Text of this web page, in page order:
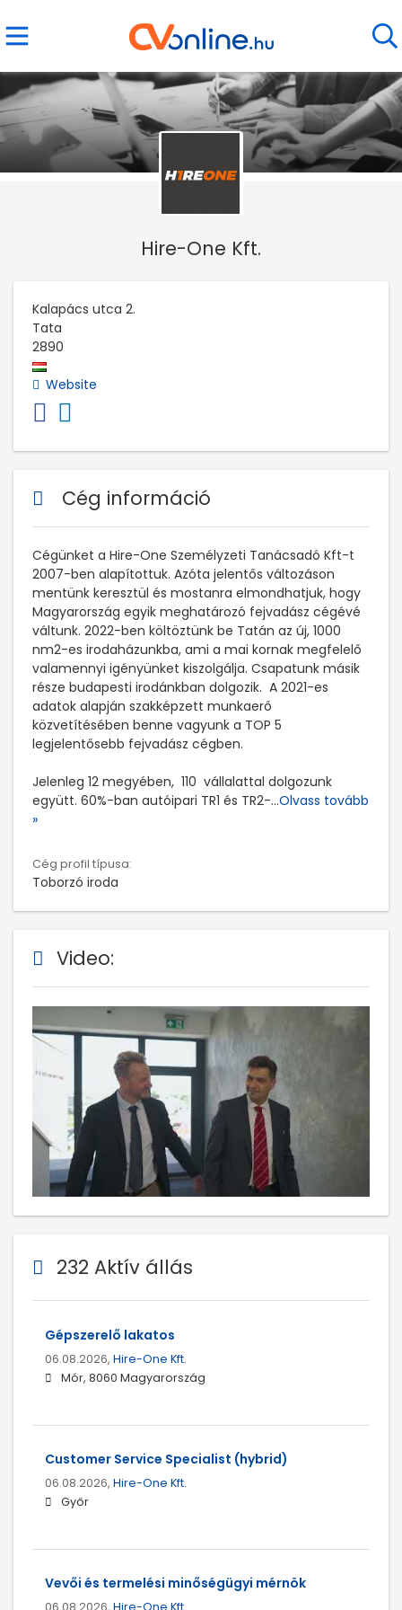
Hire-One Kft.
Kalapács utca 2.
Tata
2890
Website
Cég információ
Cégünket a Hire-One Személyzeti Tanácsadó Kft-t
2007-ben alapítottuk. Azóta jelentős változáson
mentünk keresztül és mostanra elmondhatjuk, hogy
Magyarország egyik meghatározó fejvadász cégévé
váltunk. 2022-ben költöztünk be Tatán az új, 1000
nm2-es irodaházunkba, ami a mai kornak megfelelő
valamennyi igényünket kiszolgálja. Csapatunk másik
része budapesti irodánkban dolgozik. A 2021-es
adatok alapján szakképzett munkaerő
közvetítésében benne vagyunk a TOP 5
legjelentősebb fejvadász cégben.
Jelenleg 12 megyében, 110 vállalattal dolgozunk
együtt. 60%-ban autóipari TR1 és TR2-...Olvass tovább
»
Cég profil típusa:
Toborzó iroda
Video:
232 Aktív állás
Gépszerelő lakatos
06.08.2026, Hire-One Kft.
Mór, 8060 Magyarország
Customer Service Specialist (hybrid)
06.08.2026, Hire-One Kft.
Győr
Vevői és termelési minőségügyi mérnök
06.08.2026, Hire-One Kft.